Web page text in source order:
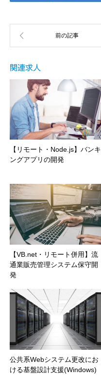
関連求人
【リモート・Node.js】バンキ
ングアプリの開発
【VB.net・リモート併用】流
通業販売管理システム保守開
発
公共系Webシステム更改にお
ける基盤設計支援(Windows)